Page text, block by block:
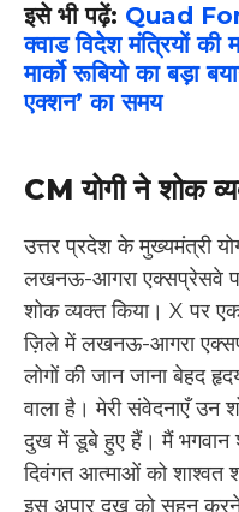
इसे भी पढ़ें: Quad
क्वाड विदेश मंत्रियों की
मार्को रूबियो का बड़ा
एक्शन’ का समय
CM योगी ने शोक
उत्तर प्रदेश के मुख्यमंत्री
लखनऊ-आगरा एक्सप्रेसवे
शोक व्यक्त किया। X पर
ज़िले में लखनऊ-आगरा
लोगों की जान जाना बेहद
वाला है। मेरी संवेदनाएँ उन
दुख में डूबे हुए हैं। मैं भगवान
दिवंगत आत्माओं को शाश्वत
इस अपार दुख को सहन